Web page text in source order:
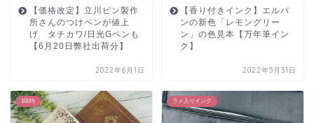
【価格改定】立川ピン製作
所さんのつけペンが値上
げ タチカワ/日光Gペンも
【6月20日弊社出荷分】
2022年6月1日
【香り付きインク】エルバ
ンの新色「レモングリー
ン」の色見本【万年筆イン
ク】
2022年5月31日
100均 ラメ入りインク